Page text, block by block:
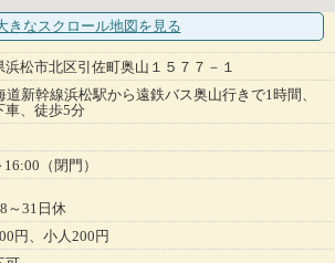
きなスクロール地図 を見る
浜松市北区引佐町奥山１５７７－１
道新幹線浜松駅から遠鉄バス奥山行きで1時間、
車、徒歩5分
（閉門）
～31日休
円、小人200円